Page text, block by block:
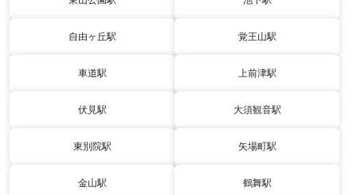
自由ヶ丘駅 覚王山駅
車道駅 上前津駅
伏見駅 大須観音駅
東別院駅 矢場町駅
金山駅 鶴舞駅